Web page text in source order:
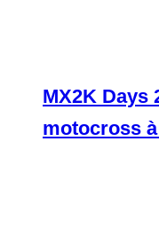
MX2K Days
motocross